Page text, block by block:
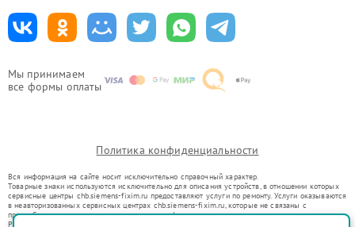
Мы принимаем
все формы оплаты
Политика конфиденциальности
Вся информация на сайте носит исключительно справочный характер.
Товарные знаки используются исключительно для описания устройств, в отношении которых
сервисные центры chb.siemens-fixim.ru предоставляют услуги по ремонту. Услуги оказываются
в неавторизованных сервисных центрах chb.siemens-fixim.ru, которые не связаны с
правообладателями товарных знаков или их официальными представителями.
Ремонт осуществляется для устройств, уже введенных в гражданский оборот в соответствии